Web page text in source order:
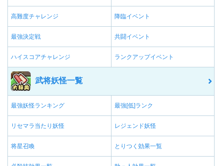
高難度チャレンジ 降臨イベント
最強決定戦 共闘イベント
ハイスコアチャレンジ ランクアップイベント
武将妖怪一覧
最強妖怪ランキング 最強[低]ランク
リセマラ当たり妖怪 レジェンド妖怪
将星召喚 とりつく効果一覧